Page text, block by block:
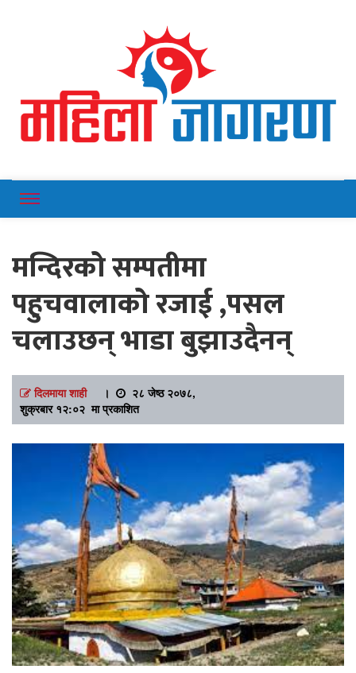
Mahilajagaran
मन्दिरको सम्पतीमा
पहुचवालाको रजाई ,पसल
चलाउछन् भाडा बुझाउदैनन्
दिलमाया शाही।
२८ जेष्ठ २०७८,
शुक्रबार १२:०२ मा प्रकाशित